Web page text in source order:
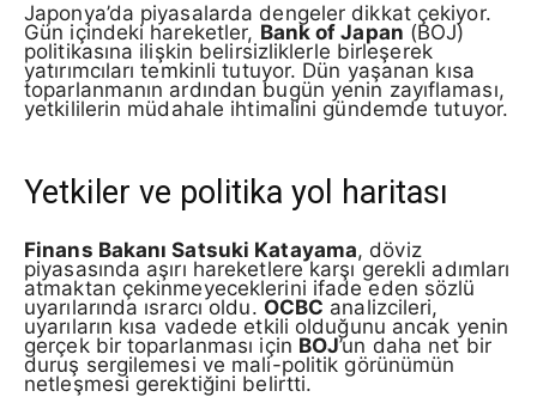
Japonya’da piyasalarda dengeler dikkat çekiyor.
Gün içindeki hareketler, Bank of Japan (BOJ)
politikasına ilişkin belirsizliklerle birleşerek
yatırımcıları temkinli tutuyor. Dün yaşanan kısa
toparlanmanın ardından bugün yenin zayıflaması,
yetkililerin müdahale ihtimalini gündemde tutuyor.
Yetkiler ve politika yol haritası
Finans Bakanı Satsuki Katayama, döviz
piyasasında aşırı hareketlere karşı gerekli adımları
atmaktan çekinmeyeceklerini ifade eden sözlü
uyarılarında ısrarcı oldu. OCBC analizcileri,
uyarıların kısa vadede etkili olduğunu ancak yenin
gerçek bir toparlanması için BOJ’un daha net bir
duruş sergilemesi ve mali-politik görünümün
netleşmesi gerektiğini belirtti.